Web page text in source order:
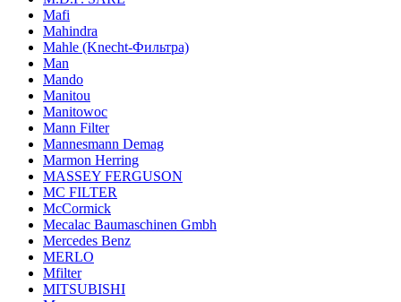
Mafi
Mahindra
Mahle (Knecht-Фильтра)
Man
Mando
Manitou
Manitowoc
Mann Filter
Mannesmann Demag
Marmon Herring
MASSEY FERGUSON
MC FILTER
McCormick
Mecalac Baumaschinen Gmbh
Mercedes Benz
MERLO
Mfilter
MITSUBISHI